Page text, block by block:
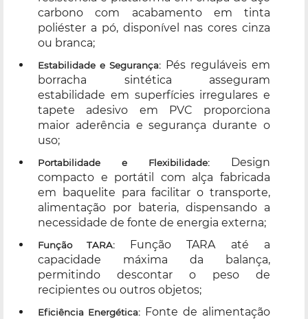
carbono com acabamento em tinta
poliéster a pó, disponível nas cores cinza
ou branca;
Estabilidade e Segurança: Pés reguláveis em
borracha sintética asseguram
estabilidade em superfícies irregulares e
tapete adesivo em PVC proporciona
maior aderência e segurança durante o
uso;
Portabilidade e Flexibilidade: Design
compacto e portátil com alça fabricada
em baquelite para facilitar o transporte,
alimentação por bateria, dispensando a
necessidade de fonte de energia externa;
Função TARA: Função TARA até a
capacidade máxima da balança,
permitindo descontar o peso de
recipientes ou outros objetos;
Eficiência Energética: Fonte de alimentação